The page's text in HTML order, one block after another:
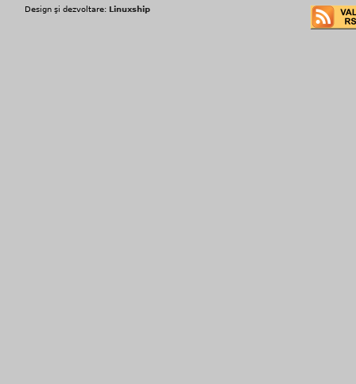
Design şi dezvoltare: Linuxship